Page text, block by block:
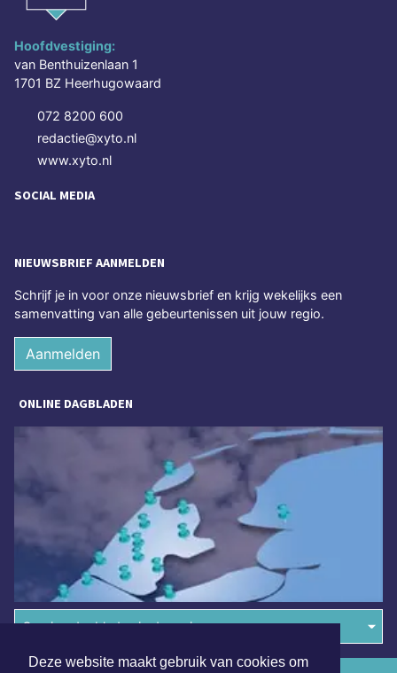
Deze website maakt gebruik van cookies om
Hoofdvestiging:
van Benthuizenlaan 1
1701 BZ Heerhugowaard
072 8200 600
redactie@xyto.nl
www.xyto.nl
SOCIAL MEDIA
NIEUWSBRIEF AANMELDEN
Schrijf je in voor onze nieuwsbrief en krijg wekelijks een
samenvatting van alle gebeurtenissen uit jouw regio.
Aanmelden
ONLINE DAGBLADEN
Overige dagbladen in de regio